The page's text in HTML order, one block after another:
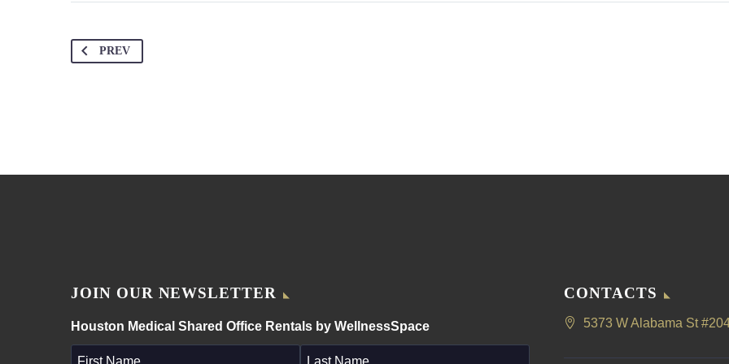
PREV
JOIN OUR NEWSLETTER
Houston Medical Shared Office Rentals by WellnessSpace
CONTACTS
5373 W Alabama St